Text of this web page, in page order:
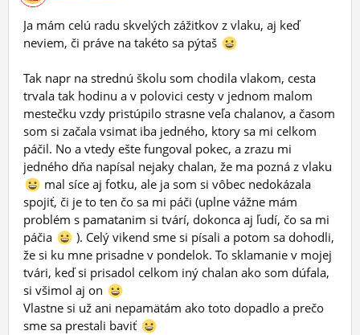
Ja mám celú radu skvelých zážitkov z vlaku, aj keď
neviem, či práve na takéto sa pýtaš
Tak napr na strednú školu som chodila vlakom, cesta
trvala tak hodinu a v polovici cesty v jednom malom
mestečku vzdy pristúpilo strasne veľa chalanov, a časom
som si začala vsimat iba jedného, ktory sa mi celkom
páčil. No a vtedy ešte fungoval pokec, a zrazu mi
jedného dňa napísal nejaky chalan, že ma pozná z vlaku
mal síce aj fotku, ale ja som si vôbec nedokázala
spojiť, či je to ten čo sa mi páči (uplne vážne mám
problém s pamatanim si tvárí, dokonca aj ľudí, čo sa mi
páčia
). Celý vikend sme si písali a potom sa dohodli,
že si ku mne prisadne v pondelok. To sklamanie v mojej
tvári, keď si prisadol celkom iný chalan ako som dúfala,
si všimol aj on
Vlastne si už ani nepamätám ako toto dopadlo a prečo
sme sa prestali baviť